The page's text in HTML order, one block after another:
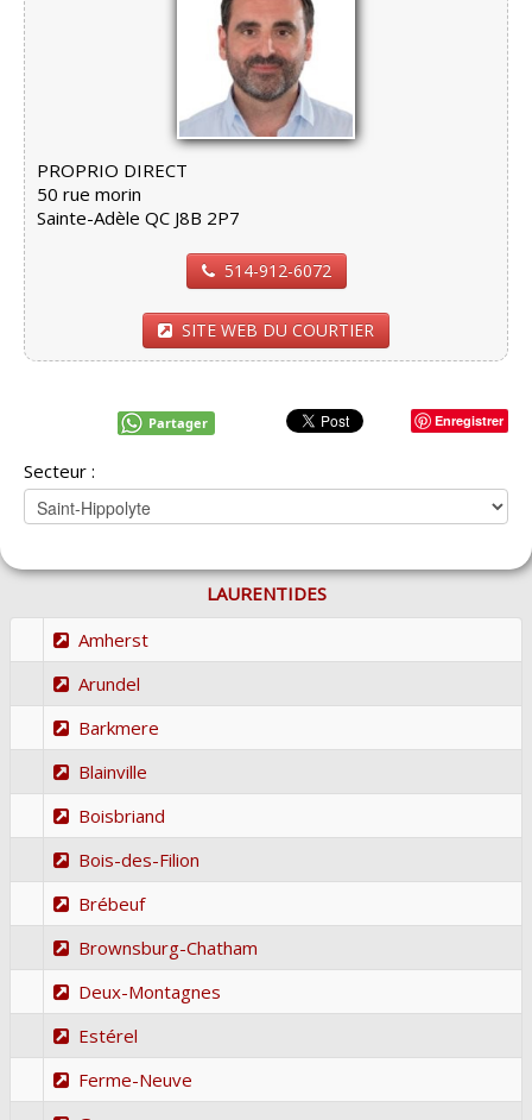
PROPRIO DIRECT
50 rue morin
Sainte-Adèle QC J8B 2P7
514-912-6072
SITE WEB DU COURTIER
Enregistrer
Partager
Secteur :
LAURENTIDES
Amherst
Arundel
Barkmere
Blainville
Boisbriand
Bois-des-Filion
Brébeuf
Brownsburg-Chatham
Deux-Montagnes
Estérel
Ferme-Neuve